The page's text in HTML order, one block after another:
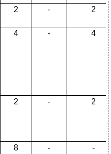
2 - 2
4 - 4
2 - 2
8 - -